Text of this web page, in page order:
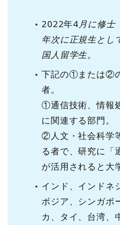
2022年4月に修士
年次に正規生とし
国人留学生。
下記の①または②
者。
①通信技術、情報
に関連する部門。
②人文・社会科学
る者で、研究に「
が活用されると大
インド、インドネ
ボジア、シンガポ
カ、タイ、台湾、